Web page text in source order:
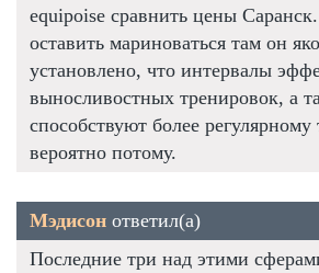
equipoise сравнить цены
оставить мариноваться там он
установлено, что интервалы
выносливостных тренировок, а
способствуют более регулярному
вероятно потому.
Мэдисон ответил(а)
Последние три над этими